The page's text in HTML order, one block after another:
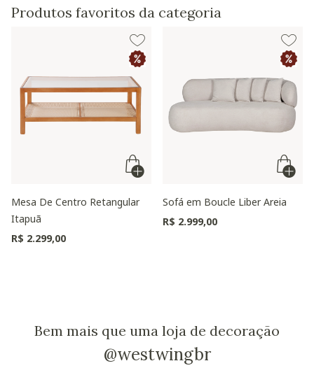
Produtos favoritos da categoria
Mesa De Centro Retangular
Itapuã
R$ 2.299,00
Sofá em Boucle Liber Areia
R$ 2.999,00
Bem mais que uma loja de decoração
@westwingbr